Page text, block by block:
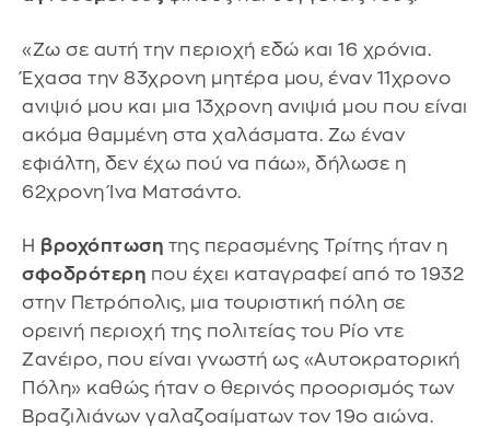
«Ζω σε αυτή την περιοχή εδώ και 16 χρόνια.
Έχασα την 83χρονη μητέρα μου, έναν 11χρονο
ανιψιό μου και μια 13χρονη ανιψιά μου που είναι
ακόμα θαμμένη στα χαλάσματα. Ζω έναν
εφιάλτη, δεν έχω πού να πάω», δήλωσε η
62χρονη Ίνα Ματσάντο.
Η βροχόπτωση της περασμένης Τρίτης ήταν η
σφοδρότερη που έχει καταγραφεί από το 1932
στην Πετρόπολις, μια τουριστική πόλη σε
ορεινή περιοχή της πολιτείας του Ρίο ντε
Ζανέιρο, που είναι γνωστή ως «Αυτοκρατορική
Πόλη» καθώς ήταν ο θερινός προορισμός των
Βραζιλιάνων γαλαζοαίματων τον 19ο αιώνα.